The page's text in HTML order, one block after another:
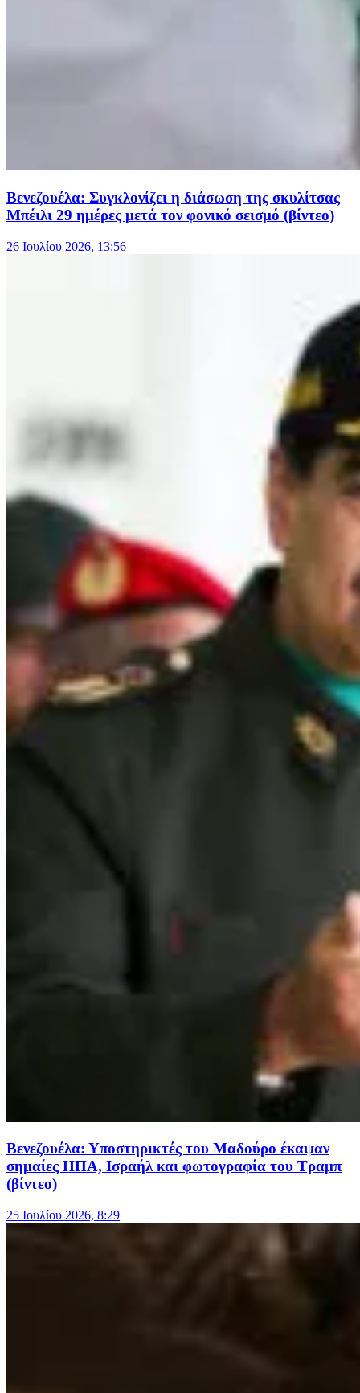
Βενεζουέλα: Συγκλονίζει η διάσωση της σκυλίτσας
Μπέιλι 29 ημέρες μετά τον φονικό σεισμό (βίντεο)
26 Ιουλίου 2026, 13:56
Βενεζουέλα: Υποστηρικτές του Μαδούρο έκαψαν
σημαίες ΗΠΑ, Ισραήλ και φωτογραφία του Τραμπ
(βίντεο)
25 Ιουλίου 2026, 8:29